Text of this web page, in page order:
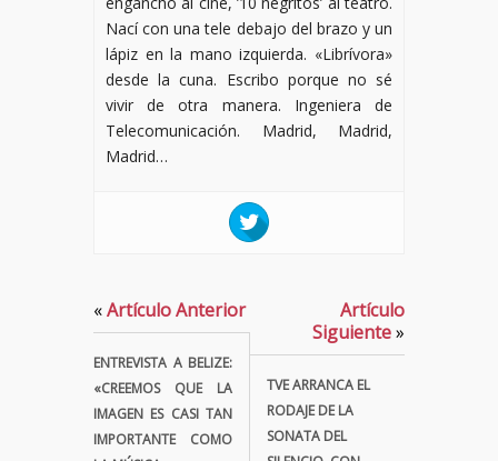
Nací con una tele debajo del brazo y un
lápiz en la mano izquierda. «Librívora»
desde la cuna. Escribo porque no sé
vivir de otra manera. Ingeniera de
Telecomunicación. Madrid, Madrid,
Madrid…
«Artículo Anterior
ENTREVISTA A BELIZE:
«CREEMOS QUE LA
IMAGEN ES CASI TAN
IMPORTANTE COMO
Artículo
Siguiente»
TVE ARRANCA EL
RODAJE DE LA
SONATA DEL